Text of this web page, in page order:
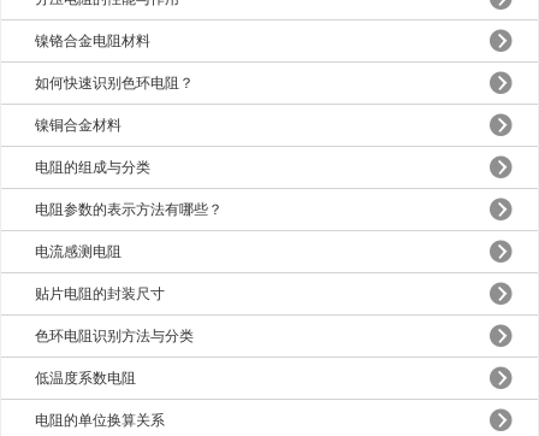
镍铬合金电阻材料
如何快速识别色环电阻？
镍铜合金材料
电阻的组成与分类
电阻参数的表示方法有哪些？
电流感测电阻
贴片电阻的封装尺寸
色环电阻识别方法与分类
低温度系数电阻
电阻的单位换算关系